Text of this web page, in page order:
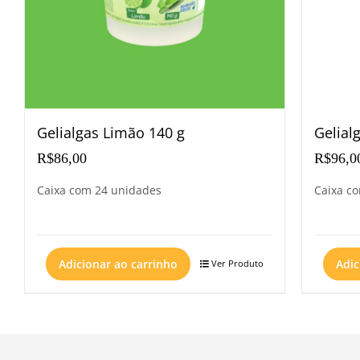
Gelialgas Limão 140 g
Caixa com 24 unidades
R$86,00
Adicionar ao carrinho Ver Produto
Caixa
R$